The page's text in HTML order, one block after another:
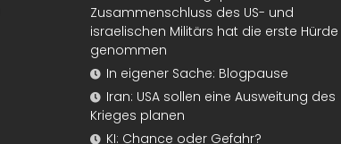
Zusammenschluss des US- und
israelischen Militärs hat die erste Hürde
genommen
In eigener Sache: Blogpause
Iran: USA sollen eine Ausweitung des
Krieges planen
KI: Chance oder Gefahr?